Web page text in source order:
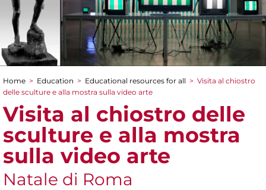
You are here
Home > Education > Educational resources for all > Visita al chiostro
delle sculture e alla mostra sulla video arte
Visita al chiostro delle
sculture e alla mostra
sulla video arte
Natale di Roma